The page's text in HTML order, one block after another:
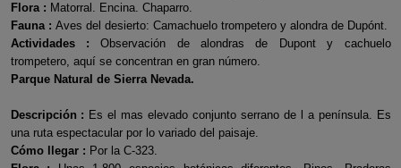
Flora : Matorral. Encina. Chaparro.
Fauna : Aves del desierto: Camachuelo trompetero y alondra de Dupónt.
Actividades : Observación de alondras de Dupont y cachuelo
trompetero, aquí se concentran en gran número.
Parque Natural de Sierra Nevada.
Descripción : Es el mas elevado conjunto serrano de l a península. Es
una ruta espectacular por lo variado del paisaje.
Cómo llegar : Por la C-323.